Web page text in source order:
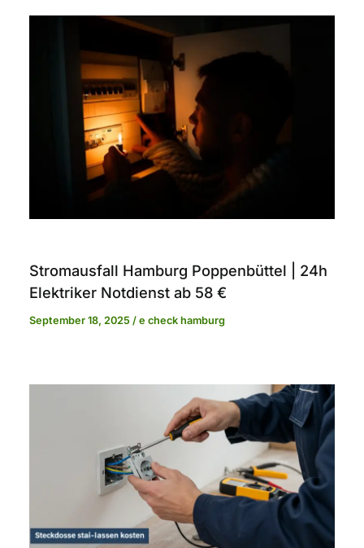
Stromausfall Hamburg Poppenbüttel | 24h
Elektriker Notdienst ab 58 €
September 18, 2025 /e check hamburg